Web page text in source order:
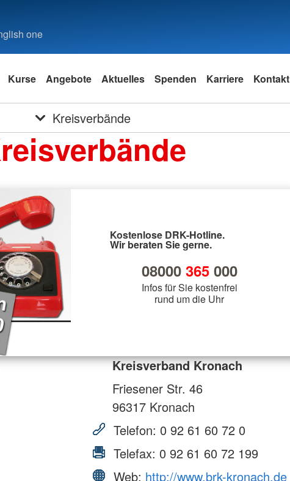
one
Kurse Angebote Aktuelles Spenden Karriere Kontakt
Kreisverbände
Kostenlose DRK-Hotline.
Wir beraten Sie gerne.
08000 365000
Infos für Sie kostenfrei
rund um die Uhr
Kreisverband Kronach
Friesener Str. 46
96317 Kronach
Telefon: 0 92 61 60 72 0
Telefax: 0 92 61 60 72 199
Web: http://www.brk-kronach.de